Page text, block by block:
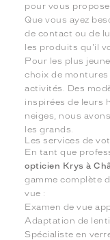
pour vous
Que vous ayez
de contact ou de
les produits qu'il
Pour les plus
choix de montures
activités. Des
inspirées de leurs
neiges, nous
les grands.
Les services de
En tant que
opticien Krys à
gamme complète
vue :
Examen de vue
Adaptation de
Spécialiste en